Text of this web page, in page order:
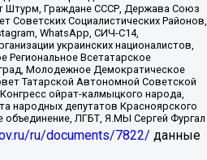
Штурм, Граждане СССР, Держава Союз
Советских Социалистических Районов,
WhatsApp, СИЧ-С14,
украинских националистов,
Региональное Всетатарское
Молодежное Демократическое
Татарской Автономной Советской
ойрат-калмыцкого народа,
народных депутатов Красноярского
объединение, ЛГБТ, Я.МЫ Сергей Фургал
ru/documents/7822/ данные